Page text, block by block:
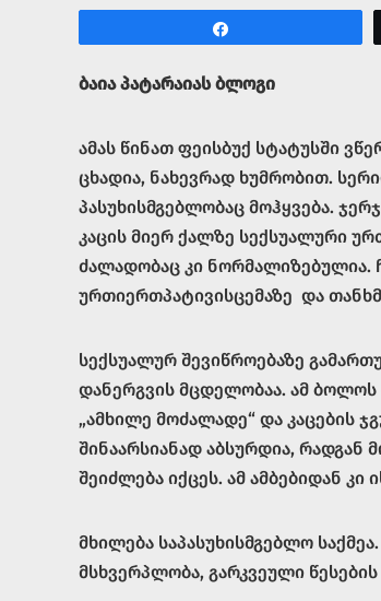
ბაია პატარაიას ბლოგი
ამას წინათ ფეისბუქ სტატუსში
ცხადია, ნახევრად ხუმრობით.
პასუხისმგებლობაც მოჰყვება.
კაცის მიერ ქალზე სექსუალური
ძალადობაც კი ნორმალიზებულია.
ურთიერთპატივისცემაზე და
სექსუალურ შევიწროებაზე
დანერგვის მცდელობაა. ამ ბოლოს
„ამხილე მოძალადე“ და კაცების
შინაარსიანად აბსურდია, რადგან
შეიძლება იქცეს. ამ ამბებიდან
მხილება საპასუხისმგებლო
მსხვერპლობა, გარკვეული წესების